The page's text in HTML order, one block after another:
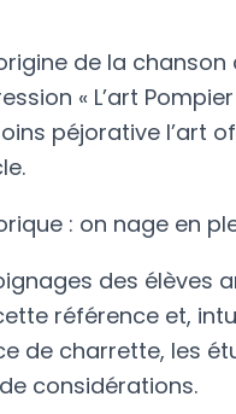
de la
« L’art
péjorative l’art
: on nage en
des élèves
référence et,
de charrette, les
considérations.